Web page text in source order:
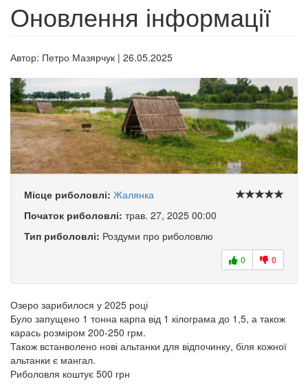
Оновлення інформації
Автор: Петро Мазярчук | 26.05.2025
Місце риболовлі: Жалянка
Початок риболовлі: трав. 27, 2025 00:00
Тип риболовлі: Роздуми про риболовлю
0 0
Озеро зарибилося у 2025 році
Було запущено 1 тонна карпа від 1 кілограма до 1,5, а також
карась розміром 200-250 грм.
Також встанволено нові альтанки для відпочинку, біля кожної
альтанки є мангал.
Риболовля коштує 500 грн